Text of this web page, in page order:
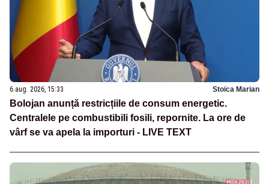
6 aug. 2026, 15:33 Stoica Marian
Bolojan anunță restricțiile de consum energetic.
Centralele pe combustibili fosili, repornite. La ore de
vârf se va apela la importuri - LIVE TEXT